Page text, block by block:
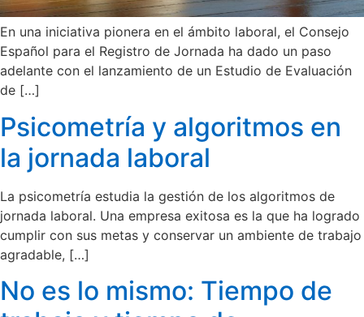
En una iniciativa pionera en el ámbito laboral, el Consejo
Español para el Registro de Jornada ha dado un paso
adelante con el lanzamiento de un Estudio de Evaluación
de […]
Psicometría y algoritmos en
la jornada laboral
La psicometría estudia la gestión de los algoritmos de
jornada laboral. Una empresa exitosa es la que ha logrado
cumplir con sus metas y conservar un ambiente de trabajo
agradable, […]
No es lo mismo: Tiempo de